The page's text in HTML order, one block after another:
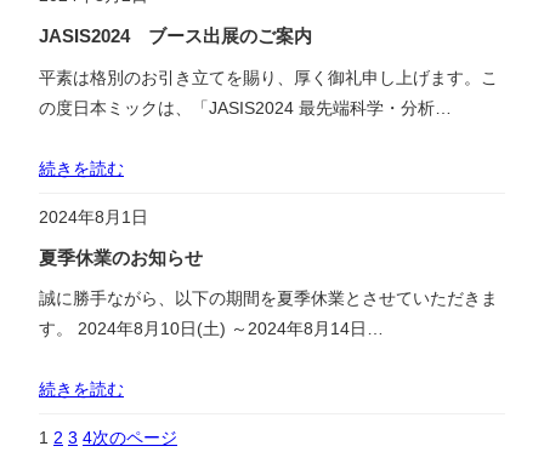
JASIS2024 ブース出展のご案内
平素は格別のお引き立てを賜り、厚く御礼申し上げます。こ
の度日本ミックは、「JASIS2024 最先端科学・分析…
続きを読む
2024年8月1日
夏季休業のお知らせ
誠に勝手ながら、以下の期間を夏季休業とさせていただきま
す。 2024年8月10日(土) ～2024年8月14日…
続きを読む
1 2 3 4次のページ